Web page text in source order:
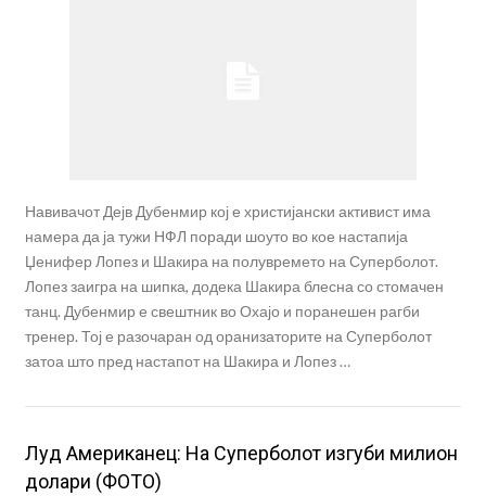
Навивачот Дејв Дубенмир кој е христијански активист има
намера да ја тужи НФЛ поради шоуто во кое настапија
Џенифер Лопез и Шакира на полувремето на Суперболот.
Лопез заигра на шипка, додека Шакира блесна со стомачен
танц. Дубенмир е свештник во Охајо и поранешен рагби
тренер. Тој е разочаран од оранизаторите на Суперболот
затоа што пред настапот на Шакира и Лопез …
Луд Американец: На Суперболот изгуби милион
долари (ФОТО)